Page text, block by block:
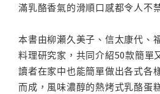
滿乳酪香氣的滑順口感都令人不
本書由柳瀬久美子、信太康代、
料理研究家，共同介紹50款簡單
讀者在家中也能簡單做出各式各
而成，風味濃醇的熱烤式乳酪蛋